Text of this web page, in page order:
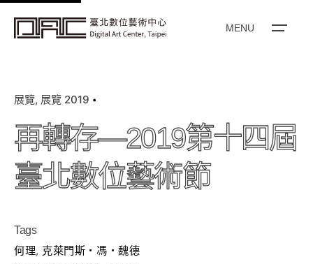
k
c
o
n
e
MENU
展覽 展覽 2019
再轉存—2019第十四屆
臺北數位藝術節
Tags
何理, 克萊門斯・馮・魏德